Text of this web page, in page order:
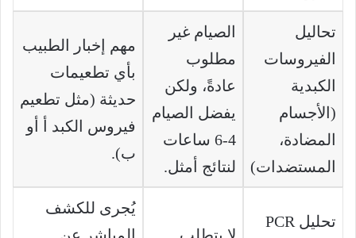
تحاليل
الفيروسات
الكبدية
(الأجسام
المضادة،
المستضدات)
الصيام غير
مطلوب
عادةً، ولكن
يفضل الصيام
4-6 ساعات
لنتائج أمثل.
مهم إخبار الطبيب
بأي تطعيمات
حديثة (مثل تطعيم
فيروس الكبد أ أو
ب).
تحليل PCR
لا يتطلب
يُجرى للكشف
المباشر عن